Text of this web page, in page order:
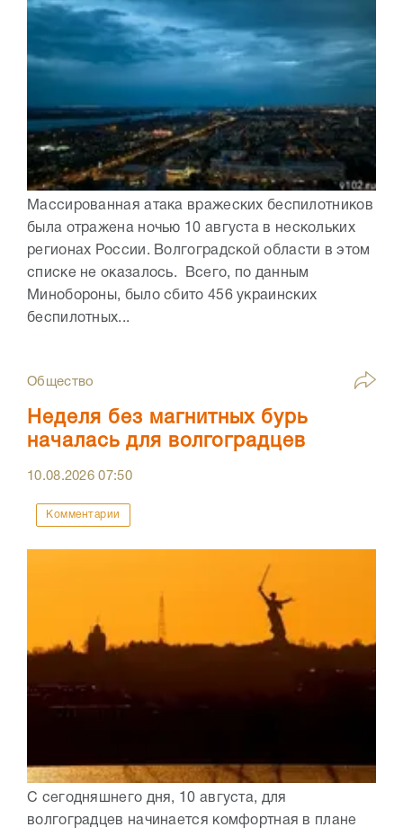
Массированная атака вражеских беспилотников
была отражена ночью 10 августа в нескольких
регионах России. Волгоградской области в этом
списке не оказалось. Всего, по данным
Минобороны, было сбито 456 украинских
беспилотных...
Общество
Неделя без магнитных бурь
началась для волгоградцев
10.08.202607:50
Комментарии
С сегодняшнего дня, 10 августа, для
волгоградцев начинается комфортная в плане